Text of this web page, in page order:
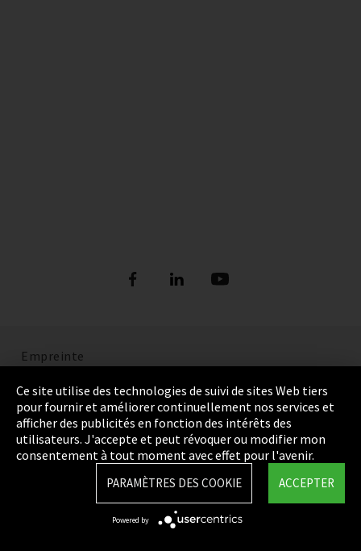
Empreinte
Politique de confidentialité
Cookie Settings
Termes et Conditions
Integrity Line
Ce site utilise des technologies de suivi de sites Web tiers
pour fournir et améliorer continuellement nos services et
afficher des publicités en fonction des intérêts des
utilisateurs. J'accepte et peut révoquer ou modifier mon
consentement à tout moment avec effet pour l'avenir.
ACCEPTER
PARAMÈTRES DES COOKIE
Powered by